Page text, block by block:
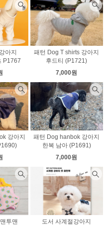
아지
P1767
패턴 Dog T shirts 강아지
후드티 (P1721)
7,000원
강아지
패턴 Dog hanbok 강아지
한복 남아 (P1691)
7,000원
투맨
도서 사계절강아지